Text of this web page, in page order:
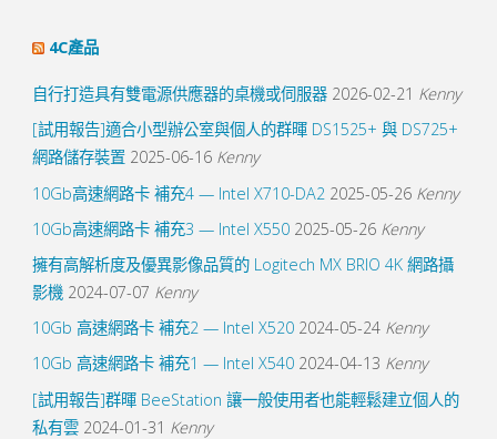
4C產品
自行打造具有雙電源供應器的桌機或伺服器 2026-02-21 Kenny
[試用報告]適合小型辦公室與個人的群暉 DS1525+ 與 DS725+
網路儲存裝置 2025-06-16 Kenny
10Gb高速網路卡 補充4 — Intel X710-DA2 2025-05-26 Kenny
10Gb高速網路卡 補充3 — Intel X550 2025-05-26 Kenny
擁有高解析度及優異影像品質的 Logitech MX BRIO 4K 網路攝
影機 2024-07-07 Kenny
10Gb 高速網路卡 補充2 — Intel X520 2024-05-24 Kenny
10Gb 高速網路卡 補充1 — Intel X540 2024-04-13 Kenny
[試用報告]群暉 BeeStation 讓一般使用者也能輕鬆建立個人的
私有雲 2024-01-31 Kenny